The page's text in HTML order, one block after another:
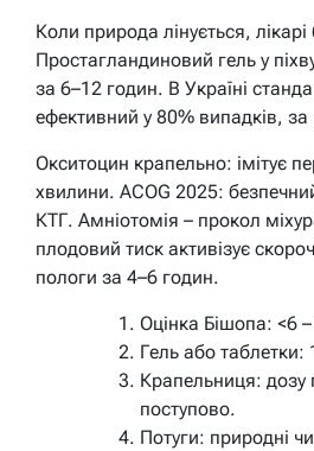
Коли природа лінується, лікарі
Простагландиновий гель у
за 6–12 годин. В Україні
ефективний у 80% випадків,
Окситоцин крапельно: імітує
хвилини. ACOG 2025:
КТГ. Амніотомія – прокол
плодовий тиск активізує
пологи за 4–6 годин.
Оцінка Бішопа: <6 –
Гель або таблетки:
Крапельниця: дозу
поступово.
Потуги: природні